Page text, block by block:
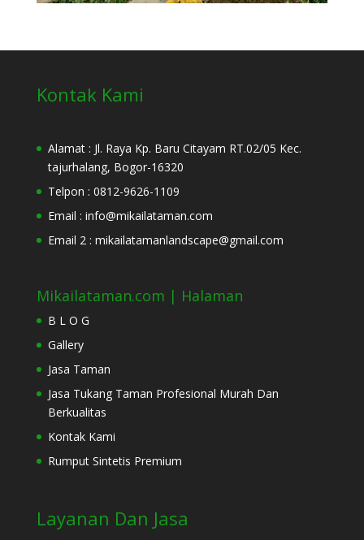
Kontak Kami
Alamat : Jl. Raya Kp. Baru Citayam RT.02/05 Kec.
tajurhalang, Bogor-16320
Telpon : 0812-9626-1109
Email : info@mikailataman.com
Email 2 : mikailatamanlandscape@gmail.com
Mikailataman.com | Halaman
B L O G
Gallery
Jasa Taman
Jasa Tukang Taman Profesional Murah Dan
Berkualitas
Kontak Kami
Rumput Sintetis Premium
Layanan Dan Jasa